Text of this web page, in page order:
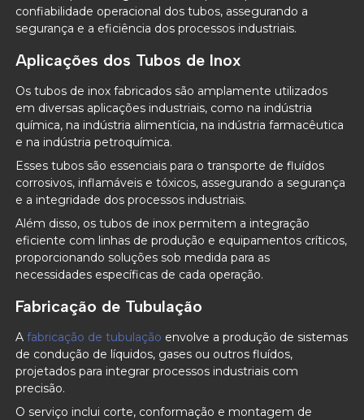
confiabilidade operacional dos tubos, assegurando a
segurança e a eficiência dos processos industriais.
Aplicações dos Tubos de Inox
Os tubos de inox fabricados são amplamente utilizados
em diversas aplicações industriais, como na indústria
química, na indústria alimentícia, na indústria farmacêutica
e na indústria petroquímica.
Esses tubos são essenciais para o transporte de fluídos
corrosivos, inflamáveis e tóxicos, assegurando a segurança
e a integridade dos processos industriais.
Além disso, os tubos de inox permitem a integração
eficiente com linhas de produção e equipamentos críticos,
proporcionando soluções sob medida para as
necessidades específicas de cada operação.
Fabricação de Tubulação
Afabricação de tubulação envolve a produção de sistemas
de condução de líquidos, gases ou outros fluídos,
projetados para integrar processos industriais com
precisão.
O serviço inclui corte, conformação e montagem de